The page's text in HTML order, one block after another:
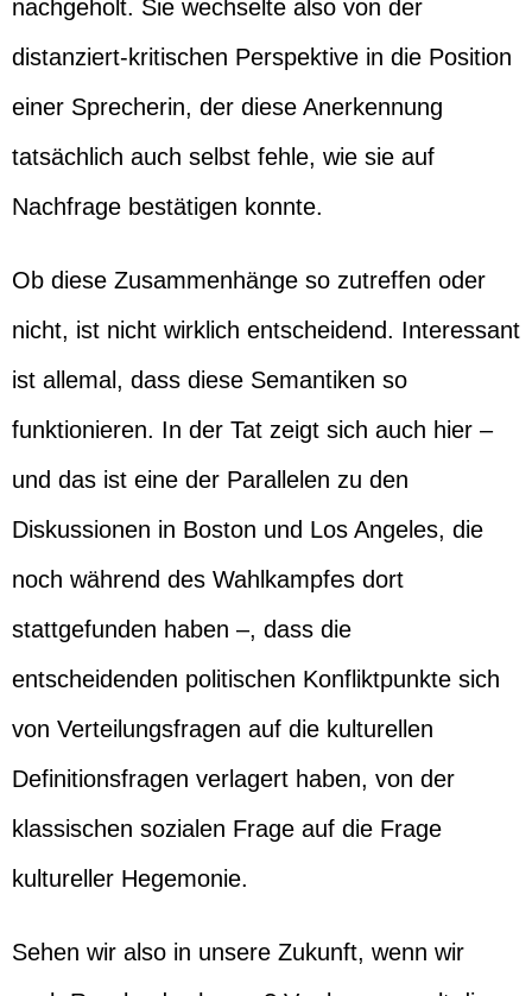
nachgeholt. Sie wechselte also von der
distanziert-kritischen Perspektive in die Position
einer Sprecherin, der diese Anerkennung
tatsächlich auch selbst fehle, wie sie auf
Nachfrage bestätigen konnte.
Ob diese Zusammenhänge so zutreffen oder
nicht, ist nicht wirklich entscheidend. Interessant
ist allemal, dass diese Semantiken so
funktionieren. In der Tat zeigt sich auch hier –
und das ist eine der Parallelen zu den
Diskussionen in Boston und Los Angeles, die
noch während des Wahlkampfes dort
stattgefunden haben –, dass die
entscheidenden politischen Konfliktpunkte sich
von Verteilungsfragen auf die kulturellen
Definitionsfragen verlagert haben, von der
klassischen sozialen Frage auf die Frage
kultureller Hegemonie.
Sehen wir also in unsere Zukunft, wenn wir